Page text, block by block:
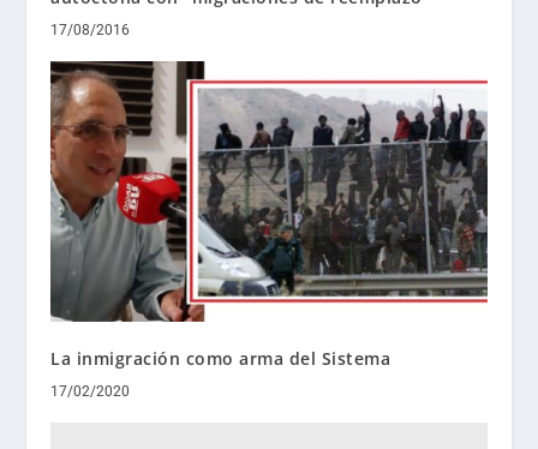
17/08/2016
La inmigración como arma del Sistema
17/02/2020